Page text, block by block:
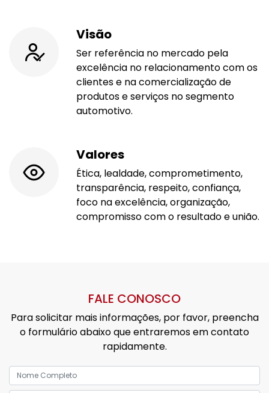
Visão
Ser referência no mercado pela
excelência no relacionamento com os
clientes e na comercialização de
produtos e serviços no segmento
automotivo.
Valores
Ética, lealdade, comprometimento,
transparência, respeito, confiança,
foco na excelência, organização,
compromisso com o resultado e união.
FALE CONOSCO
Para solicitar mais informações, por favor, preencha
o formulário abaixo que entraremos em contato
rapidamente.